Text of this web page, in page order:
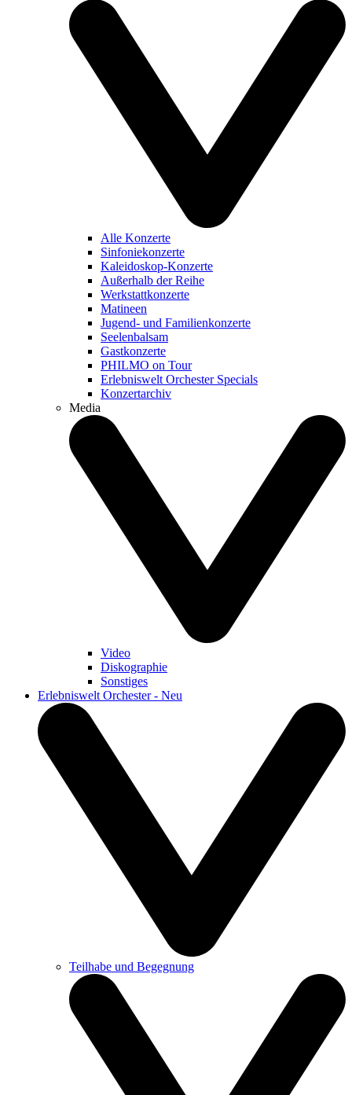
Alle Konzerte
Sinfoniekonzerte
Kaleidoskop-Konzerte
Außerhalb der Reihe
Werkstattkonzerte
Matineen
Jugend- und Familienkonzerte
Seelenbalsam
Gastkonzerte
PHILMO on Tour
Erlebniswelt Orchester Specials
Konzertarchiv
Media
Video
Diskographie
Sonstiges
Erlebniswelt Orchester - Neu
Teilhabe und Begegnung